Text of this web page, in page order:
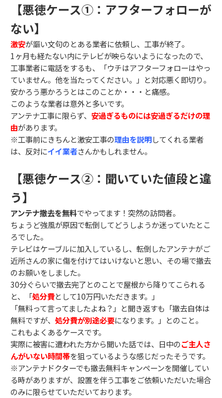
【悪徳ケース①：アフターフォローが
ない】
激安が謳い文句のとある業者に依頼し、工事が終了。
1ヶ月も経たない内にテレビが映らないようになったので、
工事業者に電話をするも、「ウチはアフターフォローはやっ
ていません。他を当たってください。」と対応悪く即切り。
安かろう悪かろうとはこのことか・・・と痛感。
このような業者は意外と多いです。
アンテナ工事に限らず、 安過ぎるものには安過ぎるだけの理
由があります。
※工事前にきちんと激安工事の理由を説明してくれる業者
は、反対にイイ業者さんかもしれません。
【悪徳ケース②：聞いていた値段と違
う】
アンテナ撤去を無料でやってます！突然の訪問者。
ちょうど強風が原因で転倒してどうしようか迷っていたとこ
ろでした。
テレビはケーブルに加入しているし、転倒したアンテナがご
近所さんの家に傷を付けてはいけないと思い、その場で撤去
のお願いをしました。
30分ぐらいで撤去完了とのことで屋根から降りてこられる
と、「処分費として10万円いただきます。」
「無料って言ってましたよね？」と聞き返すも「撤去自体は
無料ですが、 処分費が別途必要になります。」とのこと。
これもよくあるケースです。
実際に被害に遭われた方から聞いた話では、日中のご主人さ
んがいない時間帯を狙っているような感じだったそうです。
※アンテナドクターでも撤去無料キャンペーンを開催してい
る時がありますが、設置を伴う工事をご依頼いただいた場合
のみに限らせていただいております。